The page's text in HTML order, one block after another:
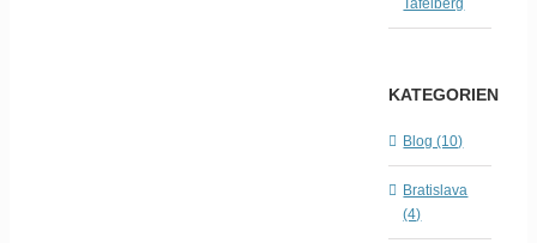
Tafelberg
KATEGORIEN
Blog (10)
Bratislava
(4)